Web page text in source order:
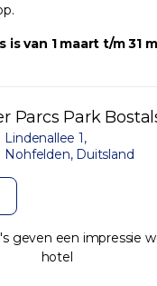
is van 1 maart t/m 31
Parcs Park
Lindenallee 1,
Nohfelden, Duitsland
geven een impressie
hotel